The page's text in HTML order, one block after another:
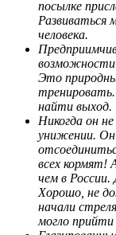
посылке
Развиваться
человека.
возможности
Это
тренировать.
найти выход.
Никогда он
унижении. Он
всех кормят!
чем в России.
Хорошо, не
начали
могло